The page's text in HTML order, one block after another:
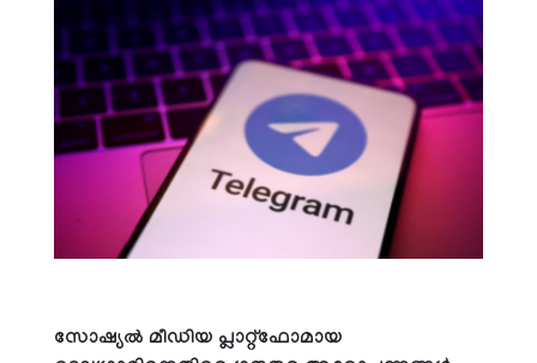
സോഷ്യല്‍ മീഡിയ പ്ലാറ്റ്‌ഫോമായ